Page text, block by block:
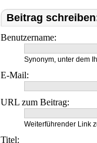
Beitrag
Benutzername:
Synonym, unter dem
E-Mail:
URL zum Beitrag:
Weiterführender Link
Titel: